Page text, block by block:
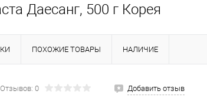
Даесанг, 500 г Корея
ПОХОЖИЕ ТОВАРЫ НАЛИЧИЕ
Отзывов: 0 Добавить отзыв